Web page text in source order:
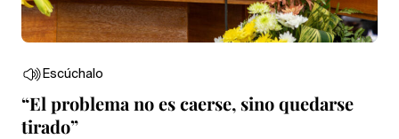
Escúchalo
“El problema no es caerse, sino quedarse
tirado”